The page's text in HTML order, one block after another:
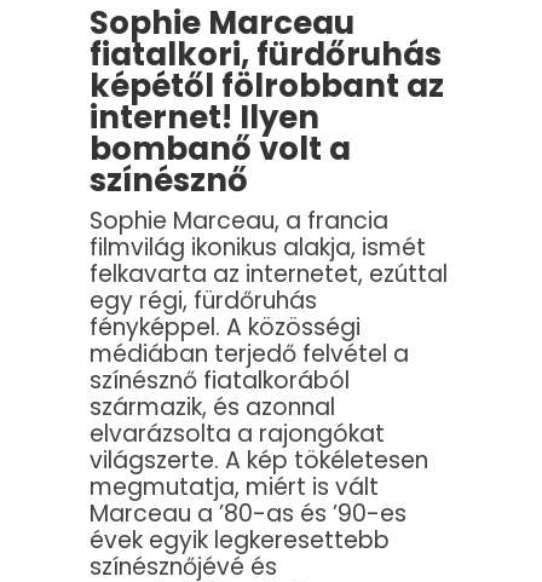
Sophie Marceau
fiatalkori, fürdőruhás
képétől fölrobbant az
internet! Ilyen
bombanő volt a
színésznő
Sophie Marceau, a francia
filmvilág ikonikus alakja, ismét
felkavarta az internetet, ezúttal
egy régi, fürdőruhás
fényképpel. A közösségi
médiában terjedő felvétel a
színésznő fiatalkorából
származik, és azonnal
elvarázsolta a rajongókat
világszerte. A kép tökéletesen
megmutatja, miért is vált
Marceau a ’80-as és ’90-es
évek egyik legkeresettebb
színésznőjévé és